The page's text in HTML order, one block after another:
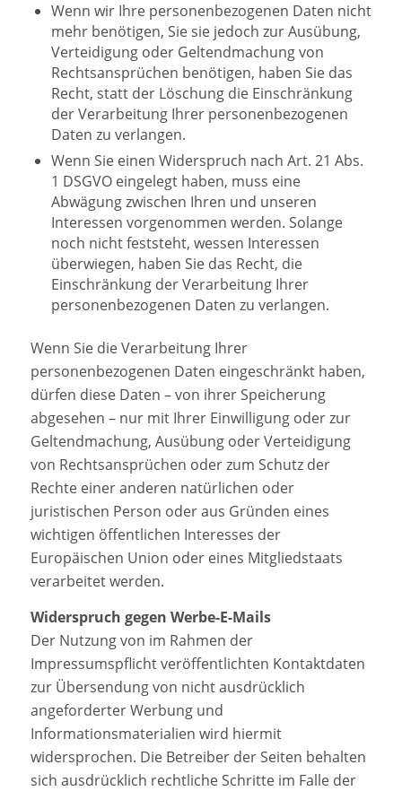
Wenn wir Ihre personenbezogenen Daten nicht
mehr benötigen, Sie sie jedoch zur Ausübung,
Verteidigung oder Geltendmachung von
Rechtsansprüchen benötigen, haben Sie das
Recht, statt der Löschung die Einschränkung
der Verarbeitung Ihrer personenbezogenen
Daten zu verlangen.
Wenn Sie einen Widerspruch nach Art. 21 Abs.
1 DSGVO eingelegt haben, muss eine
Abwägung zwischen Ihren und unseren
Interessen vorgenommen werden. Solange
noch nicht feststeht, wessen Interessen
überwiegen, haben Sie das Recht, die
Einschränkung der Verarbeitung Ihrer
personenbezogenen Daten zu verlangen.
Wenn Sie die Verarbeitung Ihrer
personenbezogenen Daten eingeschränkt haben,
dürfen diese Daten – von ihrer Speicherung
abgesehen – nur mit Ihrer Einwilligung oder zur
Geltendmachung, Ausübung oder Verteidigung
von Rechtsansprüchen oder zum Schutz der
Rechte einer anderen natürlichen oder
juristischen Person oder aus Gründen eines
wichtigen öffentlichen Interesses der
Europäischen Union oder eines Mitgliedstaats
verarbeitet werden.
Widerspruch gegen Werbe-E-Mails
Der Nutzung von im Rahmen der
Impressumspflicht veröffentlichten Kontaktdaten
zur Übersendung von nicht ausdrücklich
angeforderter Werbung und
Informationsmaterialien wird hiermit
widersprochen. Die Betreiber der Seiten behalten
sich ausdrücklich rechtliche Schritte im Falle der